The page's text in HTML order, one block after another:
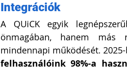
Integrációk
A QUiCK egyik
önmagában, hanem más
mindennapi működését.
felhasználóink 98%-a